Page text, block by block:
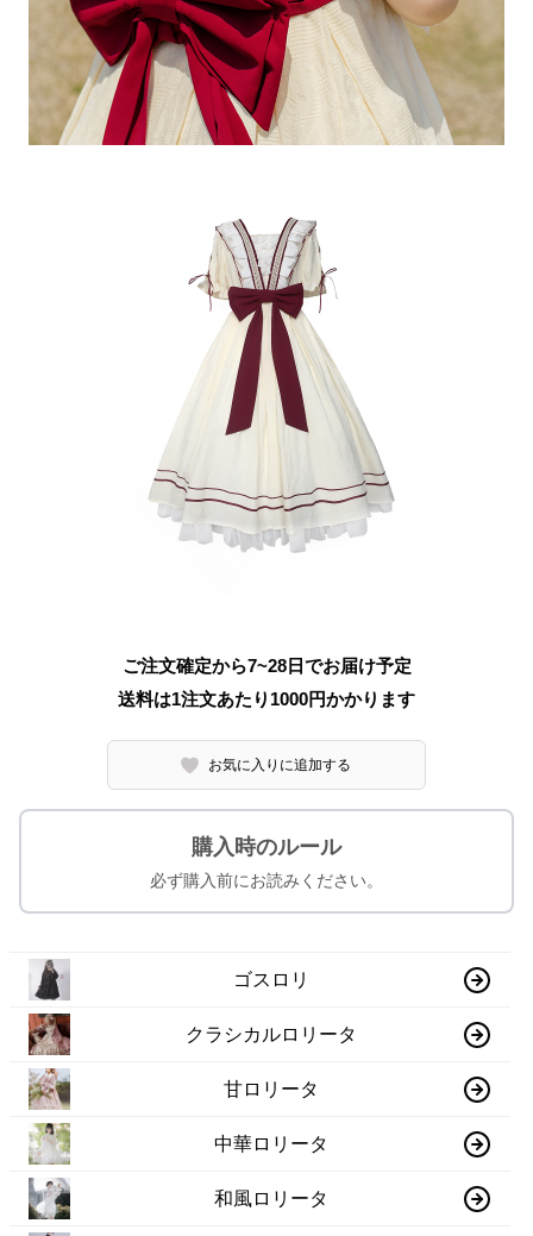
ご注文確定から7~28日でお届け予定
送料は1注文あたり 1000円かかります
お気に入りに追加する
購入時のルール
必ず購入前にお読みください。
ゴスロリ
クラシカルロリータ
甘ロリータ
中華ロリータ
和風ロリータ